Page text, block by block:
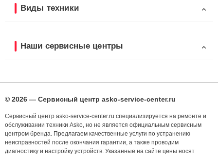
Виды техники
Наши сервисные центры
© 2026 — Сервисный центр asko-service-center.ru
Сервисный центр asko-service-center.ru специализируется на ремонте и
обслуживании техники Asko, но не является официальным сервисным
центром бренда. Предлагаем качественные услуги по устранению
неисправностей после окончания гарантии, а также проводим
диагностику и настройку устройств. Указанные на сайте цены носят